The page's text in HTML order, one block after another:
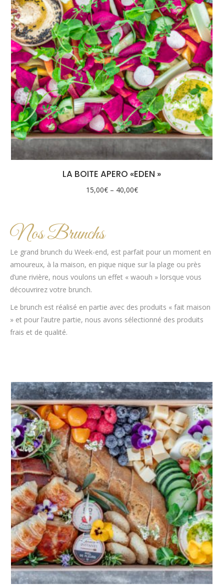
LA BOITE APERO «EDEN »
15,00€– 40,00€
Nos Brunchs
Le grand brunch du Week-end, est parfait pour un moment en
amoureux, à la maison, en pique nique sur la plage ou près
d’une rivière, nous voulons un effet « waouh » lorsque vous
découvrirez votre brunch.
Le brunch est réalisé en partie avec des produits « fait maison
» et pour l’autre partie, nous avons sélectionné des produits
frais et de qualité.